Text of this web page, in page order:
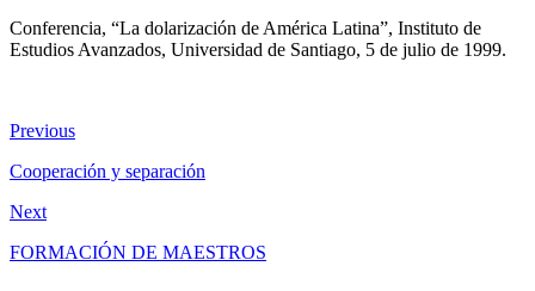
Conferencia, “La dolarización de América Latina”, Instituto de
Estudios Avanzados, Universidad de Santiago, 5 de julio de 1999.
Previous
Cooperación y separación
Next
FORMACIÓN DE MAESTROS